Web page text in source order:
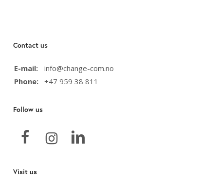
Contact us
E-mail:
info@change-com.no
Phone:
+47 959 38 811
Follow us
Visit us